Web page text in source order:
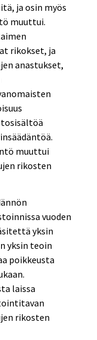
ja osin myös
muuttui.
rikokset, ja
anastukset,
muuttui
rikosten
vuoden
yksin
yksin teoin
poikkeusta
laissa
rikosten